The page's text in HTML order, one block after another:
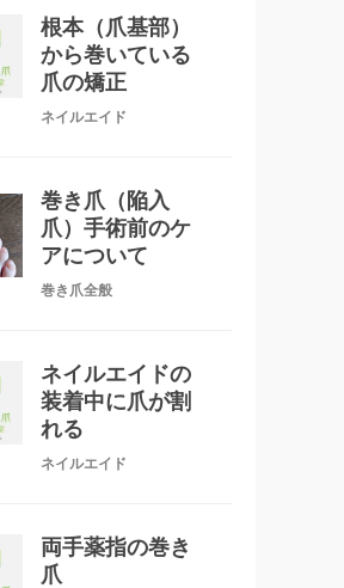
根本（爪基部）
から巻いている
爪の矯正
ネイルエイド
巻き爪（陥入
爪）手術前のケ
アについて
巻き爪全般
ネイルエイドの
装着中に爪が割
れる
ネイルエイド
両手薬指の巻き
爪